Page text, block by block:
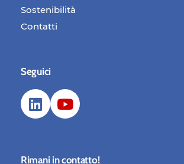
Sostenibilità
Contatti
Seguici
Rimani in contatto!